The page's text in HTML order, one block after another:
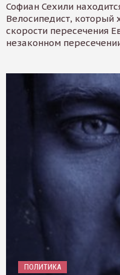
Софиан Сехили
Велосипедист, который
скорости пересечения
незаконном
ПОЛИТИКА